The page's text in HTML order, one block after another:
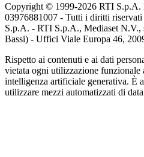
Copyright © 1999-2026 RTI S.p.A.
03976881007 - Tutti i diritti
S.p.A. - RTI S.p.A., Mediaset N.V.,
Bassi) - Uffici Viale Europa 46,
Rispetto ai contenuti e ai dati
vietata ogni utilizzazione funzionale
intelligenza artificiale generativa. È
utilizzare mezzi automatizzati di